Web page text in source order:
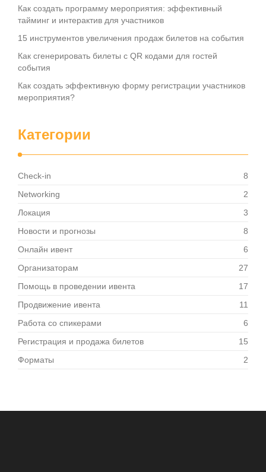
Как создать программу мероприятия: эффективный
тайминг и интерактив для участников
15 инструментов увеличения продаж билетов на события
Как сгенерировать билеты с QR кодами для гостей
события
Как создать эффективную форму регистрации участников
мероприятия?
Категории
Check-in
8
Networking
2
Локация
3
Новости и прогнозы
8
Онлайн ивент
6
Организаторам
27
Помощь в проведении ивента
17
Продвижение ивента
11
Работа со спикерами
6
Регистрация и продажа билетов
15
Форматы
2